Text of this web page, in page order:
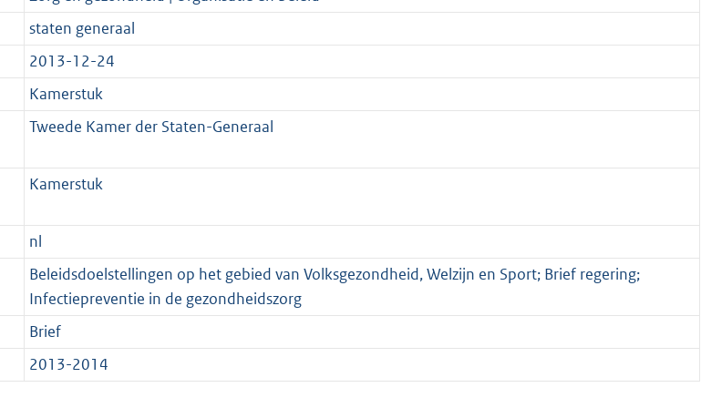
staten generaal
2013-12-24
Kamerstuk
Tweede Kamer der Staten-Generaal
Kamerstuk
nl
Beleidsdoelstellingen op het gebied van Volksgezondheid, Welzijn en Sport; Brief regering;
Infectiepreventie in de gezondheidszorg
Brief
2013-2014